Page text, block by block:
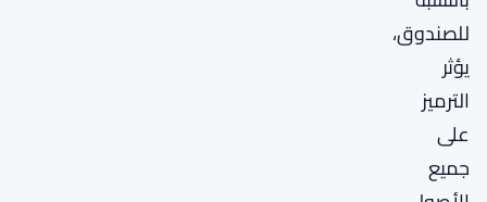
للصندوق،
يؤثر
الترميز
على
جميع